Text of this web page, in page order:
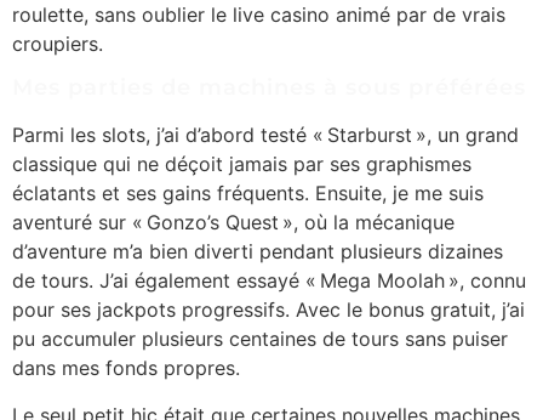
roulette, sans oublier le live casino animé par de vrais
croupiers.
Parmi les slots, j’ai d’abord testé « Starburst », un grand
classique qui ne déçoit jamais par ses graphismes
éclatants et ses gains fréquents. Ensuite, je me suis
aventuré sur « Gonzo’s Quest », où la mécanique
d’aventure m’a bien diverti pendant plusieurs dizaines
de tours. J’ai également essayé « Mega Moolah », connu
pour ses jackpots progressifs. Avec le bonus gratuit, j’ai
pu accumuler plusieurs centaines de tours sans puiser
dans mes fonds propres.
Le seul petit hic était que certaines nouvelles machines